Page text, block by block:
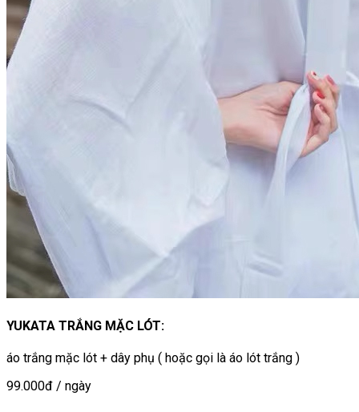
YUKATA TRẮNG MẶC LÓT:
áo trắng mặc lót + dây phụ ( hoặc gọi là áo lót trắng )
99.000đ / ngày